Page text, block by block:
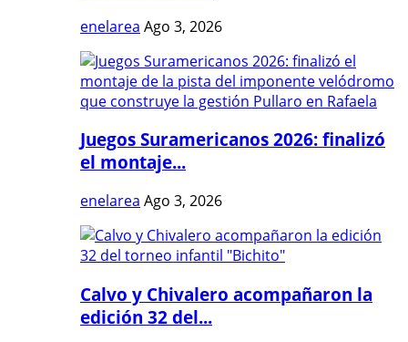
enelarea Ago 3, 2026
Juegos Suramericanos 2026: finalizó
el montaje...
enelarea Ago 3, 2026
Calvo y Chivalero acompañaron la
edición 32 del...